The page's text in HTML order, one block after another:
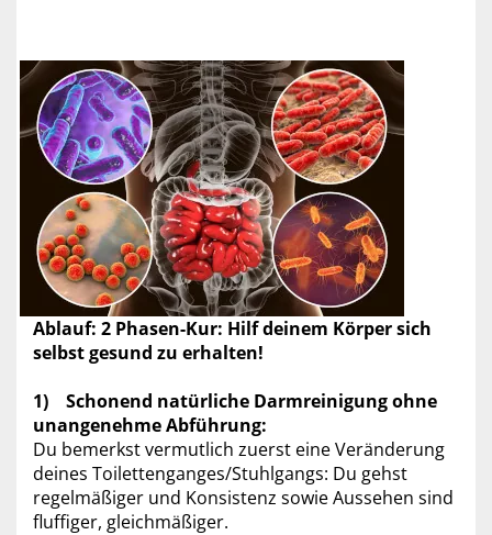
Ablauf: 2 Phasen-Kur: Hilf deinem Körper sich
selbst gesund zu erhalten!
1) Schonend natürliche Darmreinigung ohne
unangenehme Abführung:
Du bemerkst vermutlich zuerst eine Veränderung
deines Toilettenganges/Stuhlgangs: Du gehst
regelmäßiger und Konsistenz sowie Aussehen sind
fluffiger, gleichmäßiger.